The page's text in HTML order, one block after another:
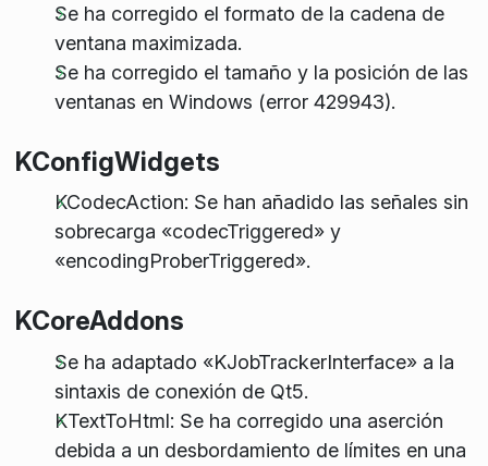
Se ha corregido el formato de la cadena de
ventana maximizada.
Se ha corregido el tamaño y la posición de las
ventanas en Windows (error 429943).
KConfigWidgets
KCodecAction: Se han añadido las señales sin
sobrecarga «codecTriggered» y
«encodingProberTriggered».
KCoreAddons
Se ha adaptado «KJobTrackerInterface» a la
sintaxis de conexión de Qt5.
KTextToHtml: Se ha corregido una aserción
debida a un desbordamiento de límites en una